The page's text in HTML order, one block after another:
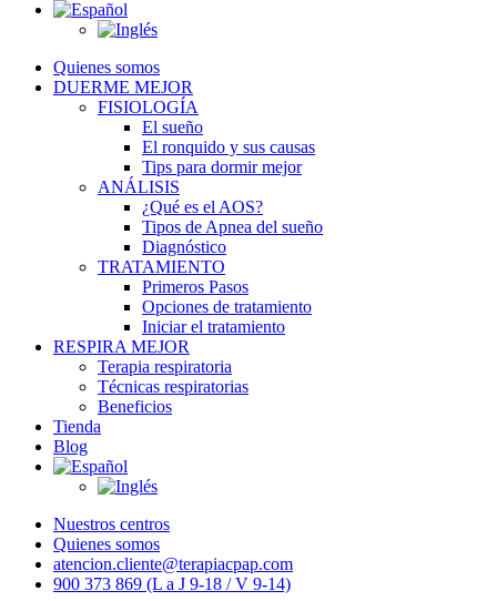
Quienes somos
DUERME MEJOR
FISIOLOGÍA
El sueño
El ronquido y sus causas
Tips para dormir mejor
ANÁLISIS
¿Qué es el AOS?
Tipos de Apnea del sueño
Diagnóstico
TRATAMIENTO
Primeros Pasos
Opciones de tratamiento
Iniciar el tratamiento
RESPIRA MEJOR
Terapia respiratoria
Técnicas respiratorias
Beneficios
Tienda
Blog
Nuestros centros
Quienes somos
atencion.cliente@terapiacpap.com
900 373 869 (L a J 9-18 / V 9-14)